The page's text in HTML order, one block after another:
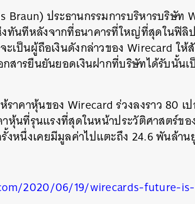
Braun) ประธานกรรมการบริหารบริษัท
ทันทีหลังจากที่ธนาคารที่ใหญ่ที่สุดในฟิลิ
ะเป็นผู้ถือเงินดังกล่าวของ Wirecard ใ
สารยืนยันยอดเงินฝากที่บริษัทได้รับนั้น
ราคาหุ้นของ Wirecard ร่วงลงราว 80 เ
าหุ้นที่รุนแรงที่สุดในหน้าประวัติศาสตร์ข
งหนึ่งเคยมีมูลค่าไปแตะถึง 24.6 พันล้าน
2020/06/19/wirecards-future-